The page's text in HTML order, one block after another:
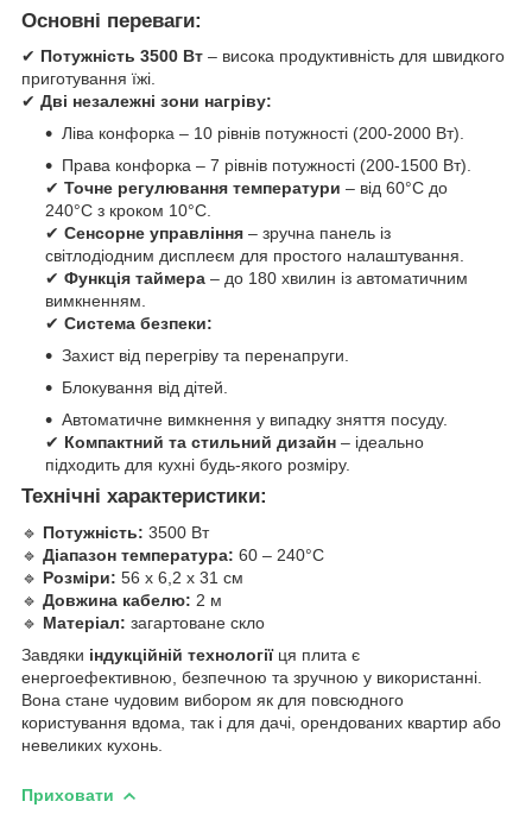
Основні переваги:
✔ Потужність 3500 Вт – висока продуктивність для швидкого
приготування їжі.
✔ Дві незалежні зони нагріву:
Ліва конфорка – 10 рівнів потужності (200-2000 Вт).
Права конфорка – 7 рівнів потужності (200-1500 Вт).
✔ Точне регулювання температури – від 60°C до
240°C з кроком 10°C.
✔ Сенсорне управління – зручна панель із
світлодіодним дисплеєм для простого налаштування.
✔ Функція таймера – до 180 хвилин із автоматичним
вимкненням.
✔ Система безпеки:
Захист від перегріву та перенапруги.
Блокування від дітей.
Автоматичне вимкнення у випадку зняття посуду.
✔ Компактний та стильний дизайн – ідеально
підходить для кухні будь-якого розміру.
Технічні характеристики:
🔹 Потужність: 3500 Вт
🔹 Діапазон температура: 60 ​​– 240°C
🔹 Розміри: 56 x 6,2 x 31 см
🔹 Довжина кабелю: 2 м
🔹 Матеріал: загартоване скло
Завдяки індукційній технологіїця плита є
енергоефективною, безпечною та зручною у використанні.
Вона стане чудовим вибором як для повсюдного
користування вдома, так і для дачі, орендованих квартир або
невеликих кухонь.
Приховати